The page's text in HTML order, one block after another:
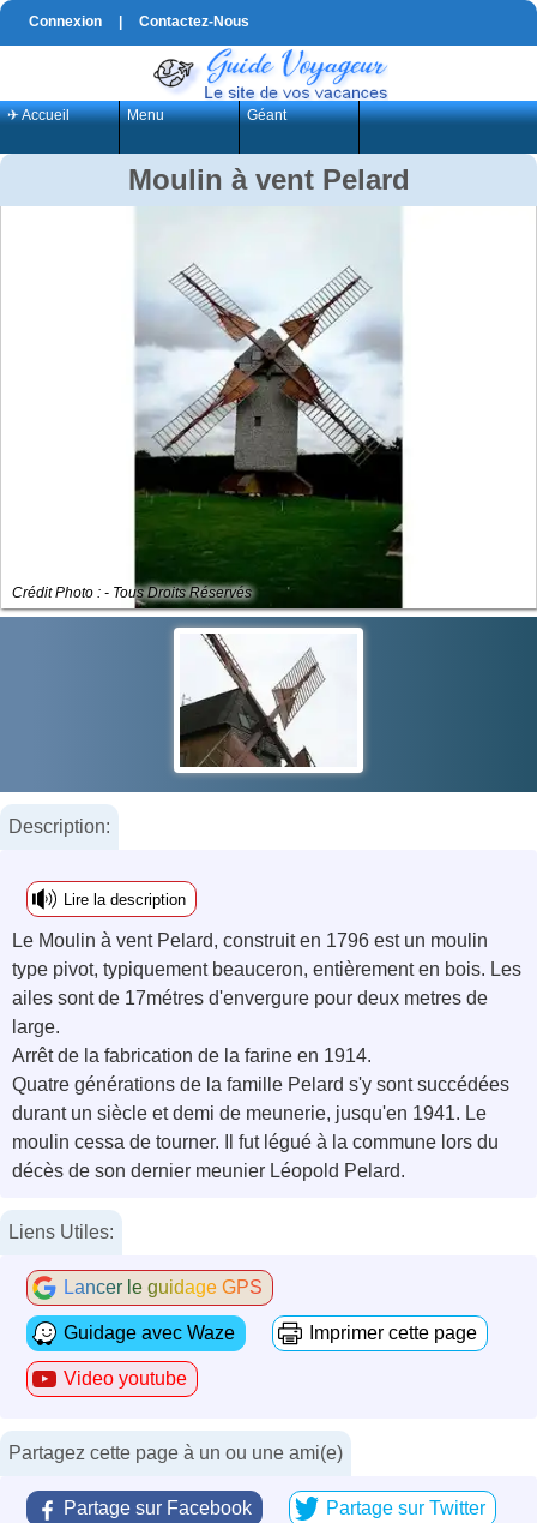
Connexion Contactez-Nous
✈ Accueil Menu Géant
Moulin à vent Pelard
Crédit Photo : - Tous Droits Réservés
Description:
Lire la description
Le Moulin à vent Pelard, construit en 1796 est un moulin
type pivot, typiquement beauceron, entièrement en bois. Les
ailes sont de 17métres d'envergure pour deux metres de
large.
Arrêt de la fabrication de la farine en 1914.
Quatre générations de la famille Pelard s'y sont succédées
durant un siècle et demi de meunerie, jusqu'en 1941. Le
moulin cessa de tourner. Il fut légué à la commune lors du
décès de son dernier meunier Léopold Pelard.
Liens Utiles:
Lancer le guidage GPS
Guidage avec Waze Imprimer cette page
Video youtube
Partagez cette page à un ou une ami(e)
Partage sur Facebook Partage sur Twitter